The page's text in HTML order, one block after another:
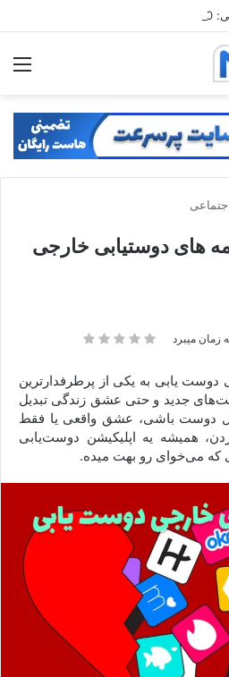
های دوستیابی خارجی
دوست یابی به یکی از پرطرفدارترین
جدید و حتی عشق زندگی تبدیل
دوست باشی، عشق واقعی یا فقط
همیشه یه اپلیکیشن دوست‌یابی
می‌خوای رو بهت میده.